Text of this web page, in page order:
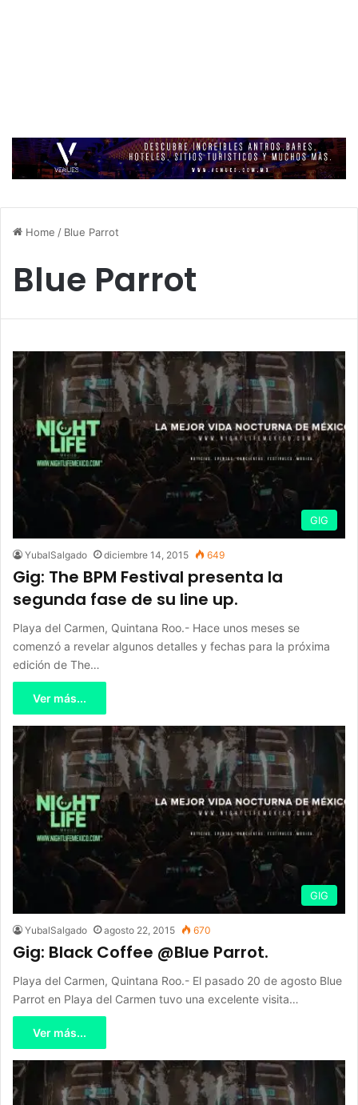
Home / Blue Parrot
Blue Parrot
GIG
YubalSalgado diciembre 14, 2015 649
Gig: The BPM Festival presenta la
segunda fase de su line up.
Playa del Carmen, Quintana Roo.- Hace unos meses se
comenzó a revelar algunos detalles y fechas para la próxima
edición de The…
Ver más...
GIG
YubalSalgado agosto 22, 2015 670
Gig: Black Coffee @Blue Parrot.
Playa del Carmen, Quintana Roo.- El pasado 20 de agosto Blue
Parrot en Playa del Carmen tuvo una excelente visita…
Ver más...